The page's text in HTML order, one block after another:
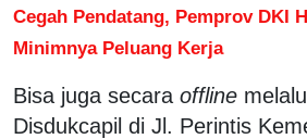
Cegah Pendatang, Pemprov DKI
Minimnya Peluang Kerja
Bisa juga secara offline
Disdukcapil di Jl. Perintis